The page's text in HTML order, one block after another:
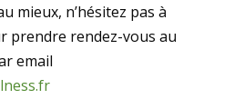
mieux, n’hésitez pas à
prendre rendez-vous au
email